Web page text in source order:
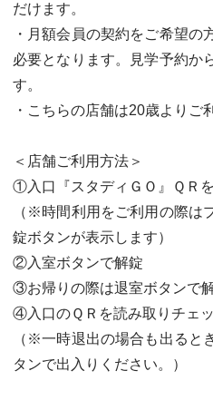
だけます。
・月額会員の契約をご希望
必要となります。見学予約か
す。
・こちらの店舗は20歳よりご
＜店舗ご利用方法＞
①入口『スタディＧＯ』ＱＲ
（※時間利用をご利用の際は
錠ボタンが表示します）
②入室ボタンで解錠
③お帰りの際は退室ボタンで
④入口のＱＲを読み取りチェ
（※一時退出の場合も出ると
タンで出入りください。）